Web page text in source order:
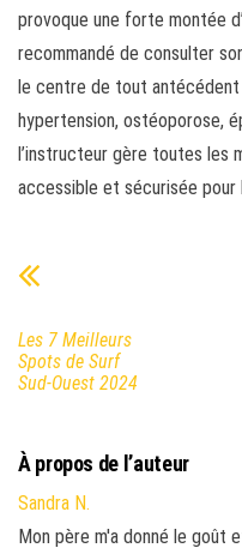
provoque une forte montée
recommandé de consulter
le centre de tout antécédent
hypertension, ostéoporose,
l’instructeur gère toutes les
accessible et sécurisée pour
Les 7 Meilleurs
Spots de Surf
Sud-Ouest 2024
À propos de l’auteur
Sandra N.
Mon père m'a donné le goût